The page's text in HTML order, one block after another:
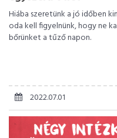
Hiába szeretünk a jó időben
oda kell figyelnünk, hogy ne
bőrünket a tűző napon.
2022.07.01